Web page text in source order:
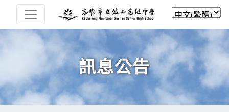
訊息公告